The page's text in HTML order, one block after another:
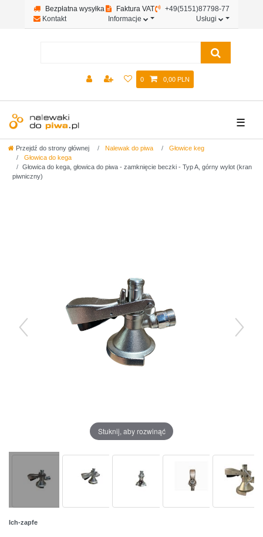
Bezpłatna wysyłka Faktura VAT
+49(5151)87798-77
Kontakt
Informacje Usługi
0 0,00 PLN
☰
Przejdź do strony głównej Nalewak do piwa
Głowice keg
Głowica do kega
Głowica do kega, głowica do piwa - zamknięcie beczki - Typ A, górny wylot (kran
piwniczny)
Stuknij, aby rozwinąć
Ich-zapfe